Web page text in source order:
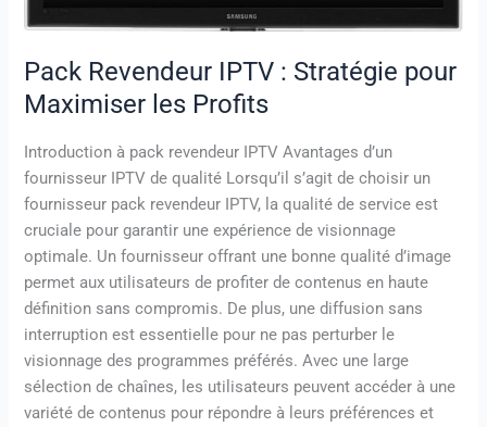
Pack Revendeur IPTV : Stratégie pour
Maximiser les Profits
Introduction à pack revendeur IPTV Avantages d’un
fournisseur IPTV de qualité Lorsqu’il s’agit de choisir un
fournisseur pack revendeur IPTV, la qualité de service est
cruciale pour garantir une expérience de visionnage
optimale. Un fournisseur offrant une bonne qualité d’image
permet aux utilisateurs de profiter de contenus en haute
définition sans compromis. De plus, une diffusion sans
interruption est essentielle pour ne pas perturber le
visionnage des programmes préférés. Avec une large
sélection de chaînes, les utilisateurs peuvent accéder à une
variété de contenus pour répondre à leurs préférences et